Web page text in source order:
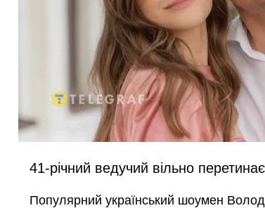
41-річний ведучий вільно
Популярний український шоумен